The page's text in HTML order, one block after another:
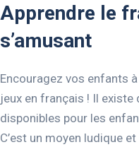
Apprendre le
s’amusant
Encouragez vos enfants
jeux en français ! Il
disponibles pour les
C’est un moyen ludique